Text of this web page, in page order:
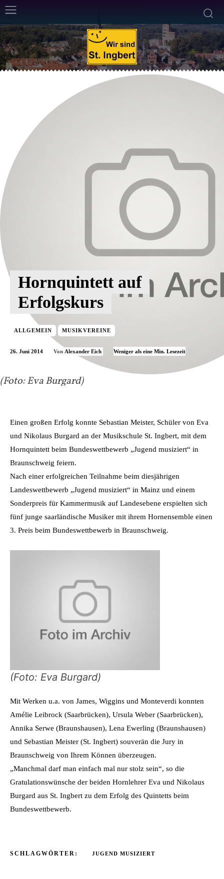
(Foto: Eva Burgard)
Hornquintett auf
Erfolgskurs
ALLGEMEIN MUSIKVEREINE
26. Juni 2014 Von Alexander Eich Weniger als eine Min. Lesezeit
Einen großen Erfolg konnte Sebastian Meister, Schüler von Eva
und Nikolaus Burgard an der Musikschule St. Ingbert, mit dem
Hornquintett beim Bundeswettbewerb „Jugend musiziert“ in
Braunschweig feiern.
Nach einer erfolgreichen Teilnahme beim diesjährigen
Landeswettbewerb „Jugend musiziert“ in Mainz und einem
Sonderpreis für Kammermusik auf Landesebene erspielten sich
fünf junge saarländische Musiker mit ihrem Hornensemble einen
3. Preis beim Bundeswettbewerb in Braunschweig.
(Foto: Eva Burgard)
Mit Werken u.a. von James, Wiggins und Monteverdi konnten
Amélie Leibrock (Saarbrücken), Ursula Weber (Saarbrücken),
Annika Serwe (Braunshausen), Lena Ewerling (Braunshausen)
und Sebastian Meister (St. Ingbert) souverän die Jury in
Braunschweig von Ihrem Können überzeugen.
„Manchmal darf man einfach mal nur stolz sein“, so die
Gratulationswünsche der beiden Hornlehrer Eva und Nikolaus
Burgard aus St. Ingbert zu dem Erfolg des Quintetts beim
Bundeswettbewerb.
SCHLAGWÖRTER: JUGEND MUSIZIERT